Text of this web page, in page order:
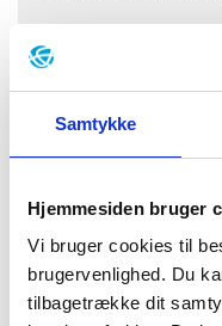
Samtykke
Hjemmesiden bruger
Vi bruger cookies til
brugervenlighed. Du
tilbagetrække dit
Baggrund